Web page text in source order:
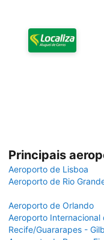
Principais
Aeroporto de Lisboa
Aeroporto de Rio
Aeroporto de Orlando
Aeroporto Internacional
Recife/Guararapes -